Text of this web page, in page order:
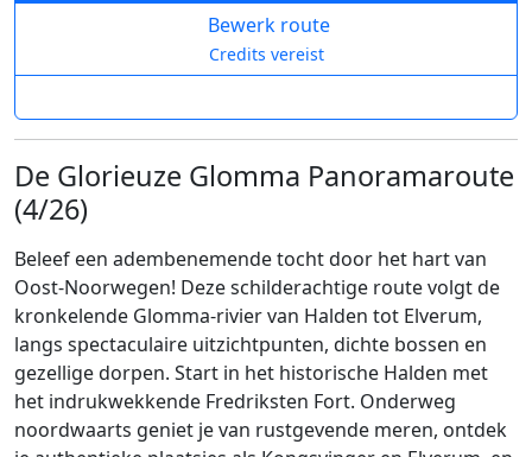
Bewerk route
Credits vereist
De Glorieuze Glomma Panoramaroute
(4/26)
Beleef een adembenemende tocht door het hart van
Oost-Noorwegen! Deze schilderachtige route volgt de
kronkelende Glomma-rivier van Halden tot Elverum,
langs spectaculaire uitzichtpunten, dichte bossen en
gezellige dorpen. Start in het historische Halden met
het indrukwekkende Fredriksten Fort. Onderweg
noordwaarts geniet je van rustgevende meren, ontdek